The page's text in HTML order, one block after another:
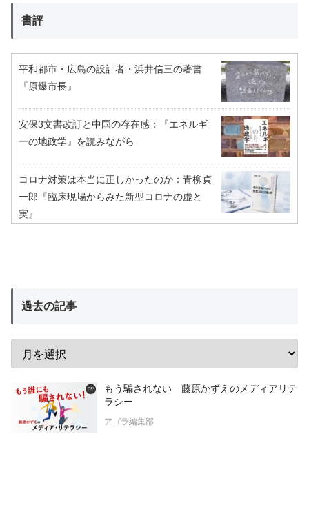
書評
平和都市・広島の設計者・浜井信三の著書
『原爆市長』
安保3文書改訂と中国の存在感：『エネルギ
ーの地政学』を読みながら
コロナ対策は本当に正しかったのか：青柳貞
一郎『臨床現場からみた新型コロナの虚と
実』
過去の記事
もう騙されない 藤原かずえのメディアリテ
ラシー
アゴラ編集部